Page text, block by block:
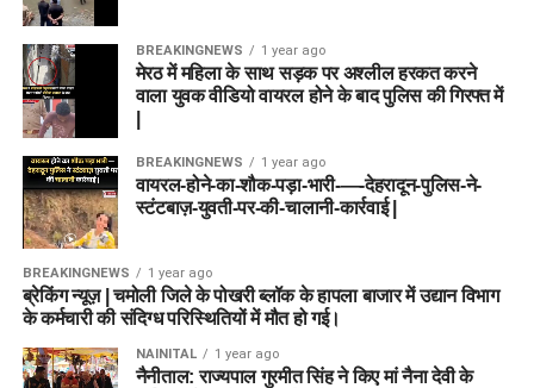
BREAKINGNEWS 1 year ago
मेरठ में महिला के साथ सड़क पर अश्लील हरकत करने
वाला युवक वीडियो वायरल होने के बाद पुलिस की गिरफ्त में
BREAKINGNEWS 1 year ago
वायरल-होने-का-शौक-पड़ा-भारी-—-देहरादून-पुलिस-ने-
स्टंटबाज़-युवती-पर-की-चालानी-कार्रवाई |
BREAKINGNEWS 1 year ago
ब्रेकिंग न्यूज़ | चमोली जिले के पोखरी ब्लॉक के हापला बाजार में उद्यान विभाग
के कर्मचारी की संदिग्ध परिस्थितियों में मौत हो गई।
NAINITAL 1 year ago
नैनीताल: राज्यपाल गुरमीत सिंह ने किए मां नैना देवी के